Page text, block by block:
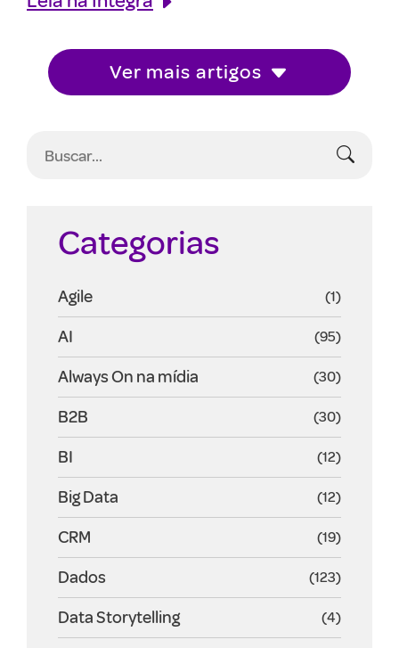
Ver mais artigos
Categorias
Agile (1)
AI (95)
Always On na mídia (30)
B2B (30)
BI (12)
Big Data (12)
CRM (19)
Dados (123)
Data Storytelling (4)